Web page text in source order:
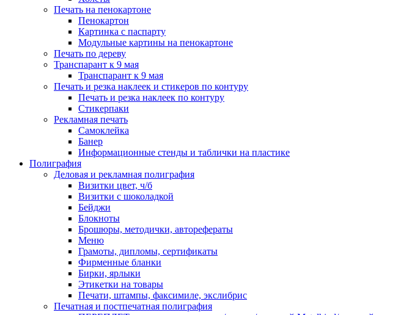
Печать на пенокартоне
Пенокартон
Картинка с паспарту
Модульные картины на пенокартоне
Печать по дереву
Транспарант к 9 мая
Транспарант к 9 мая
Печать и резка наклеек и стикеров по контуру
Печать и резка наклеек по контуру
Стикерпаки
Рекламная печать
Самоклейка
Банер
Информационные стенды и таблички на пластике
Полиграфия
Деловая и рекламная полиграфия
Визитки цвет, ч/б
Визитки с шоколадкой
Бейджи
Блокноты
Брошюры, методички, авторефераты
Меню
Грамоты, дипломы, сертификаты
Фирменные бланки
Бирки, ярлыки
Этикетки на товары
Печати, штампы, факсимиле, экслибрис
Печатная и постпечатная полиграфия